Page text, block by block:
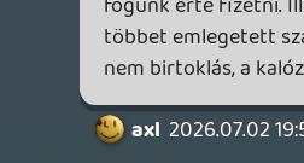
óra volt a valódi tartalom, a
nagyrészt csak csomagolás. Az
érdekel, ha 20-30 év múlva
tudni ezekkel játszani. Ma sem
sok ilyen címmel, de ha igen,
egy fagyi áráért meg tudom
beszerzem máshonnan.